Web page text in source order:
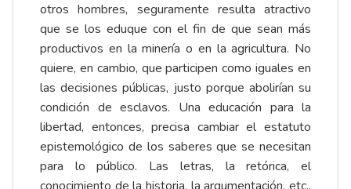
otros hombres, seguramente resulta atractivo
que se los eduque con el fin de que sean más
productivos en la minería o en la agricultura. No
quiere, en cambio, que participen como iguales en
las decisiones públicas, justo porque abolirían su
condición de esclavos. Una educación para la
libertad, entonces, precisa cambiar el estatuto
epistemológico de los saberes que se necesitan
para lo público. Las letras, la retórica, el